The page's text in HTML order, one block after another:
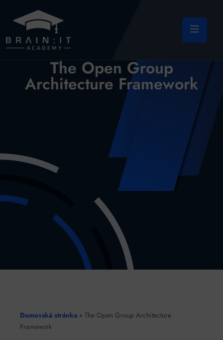
The Open Group
Architecture Framework
Domovská stránka » The Open Group Architecture
Framework